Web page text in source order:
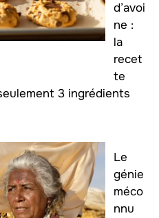
d’avoi
ne :
la
recet
te
3 ingrédients
Le
génie
méco
nnu